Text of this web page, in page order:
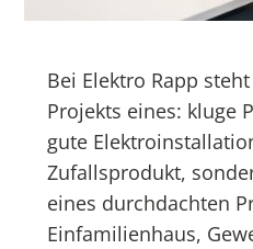
Bei Elektro Rapp
Projekts eines: kluge
gute
Zufallsprodukt,
eines durchdachten
Einfamilienhaus,